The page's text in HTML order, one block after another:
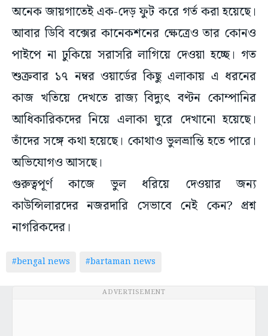
অনেক জায়গাতেই এক-দেড় ফুট করে গর্ত করা হয়েছে।
আবার ডিবি বক্সের কানেকশনের ক্ষেত্রেও তার কোনও
পাইপে না ঢুকিয়ে সরাসরি লাগিয়ে দেওয়া হচ্ছে। গত
শুক্রবার ১৭ নম্বর ওয়ার্ডের কিছু এলাকায় এ ধরনের
কাজ খতিয়ে দেখতে রাজ্য বিদ্যুৎ বণ্টন কোম্পানির
আধিকারিকদের নিয়ে এলাকা ঘুরে দেখানো হয়েছে।
তাঁদের সঙ্গে কথা হয়েছে। কোথাও ভুলভ্রান্তি হতে পারে।
অভিযোগও আসছে।
গুরুত্বপূর্ণ কাজে ভুল ধরিয়ে দেওয়ার জন্য
কাউন্সিলারদের নজরদারি সেভাবে নেই কেন? প্রশ্ন
নাগরিকদের।
#bengal news #bartaman news
ADVERTISEMENT